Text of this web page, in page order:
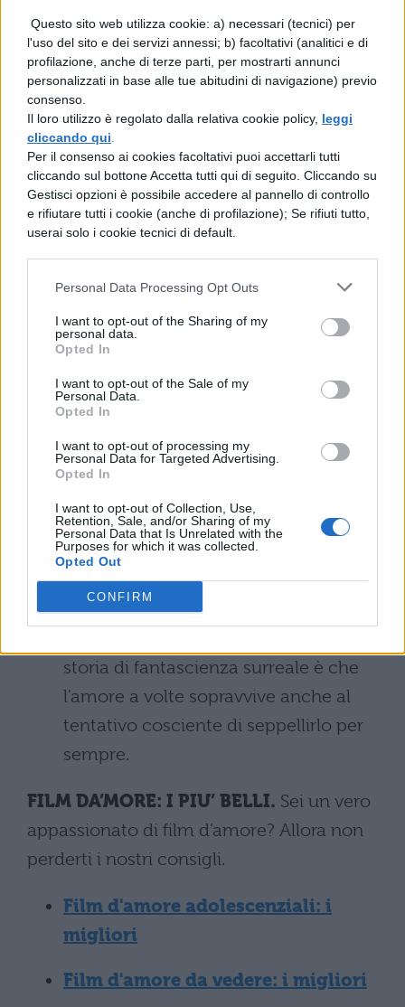
Questo sito web utilizza cookie: a) necessari (tecnici) per
l'uso del sito e dei servizi annessi; b) facoltativi (analitici e di
profilazione, anche di terze parti, per mostrarti annunci
personalizzati in base alle tue abitudini di navigazione) previo
consenso.
Il loro utilizzo è regolato dalla relativa cookie policy, leggi
cliccando qui
Per il consenso ai cookies facoltativi puoi accettarli tutti
cliccando sul bottone Accetta tutti qui di seguito. Cliccando su
Gestisci opzioni è possibile accedere al pannello di controllo
e rifiutare tutti i cookie (anche di profilazione); Se rifiuti tutto,
userai solo i cookie tecnici di default.
Personal Data Processing Opt Outs
I want to opt-out of the Sharing of my
personal data.
Opted In
I want to opt-out of the Sale of my
Personal Data.
Opted In
I want to opt-out of processing my
Personal Data for Targeted Advertising.
Opted In
I want to opt-out of Collection, Use,
Retention, Sale, and/or Sharing of my
Personal Data that Is Unrelated with the
Purposes for which it was collected.
Opted Out
CONFIRM
gioiello che avrà due seguiti a otto anni
di distanza l'uno dall'altro.
Juno (2007):
lanciato Ellen Page inizia là dove altri
film si concludono, ovvero con una
gravidanza, frutto del primo rapporto
della protagonista con il suo migliore
da affrontare, ma la tenacia del
ragazzo e una robusta dose di ironia li
aiuterà a scoprire i loro sentimenti.
Se mi lasci ti cancello (2004):
Gondry filma una sceneggiatura di
protagonisti interpretati da Jim Carrey
e Kate Winslet, dopo la fine della loro
storia, decidono di farsi cancellare
dalla mente i ricordi dell'altro. Ma il
storia di fantascienza surreale è che
l'amore a volte sopravvive anche al
tentativo cosciente di seppellirlo per
sempre.
FILM DA’MORE: I PIU’ BELLI. Sei un vero
appassionato di film d’amore? Allora non
perderti i nostri consigli.
Film d'amore adolescenziali: i
migliori
Film d'amore da vedere: i migliori